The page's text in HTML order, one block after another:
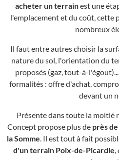
acheter un terrainest une
l'emplacement et du coût, cette
nombreux
Il faut entre autres choisir la
nature du sol, l'orientation du
proposés (gaz, tout-à-
formalités : offre d'achat,
devant un
Présente dans toute la moitié
Concept propose plus de près
la Somme. Il est tout à fait
d'un terrain Poix-de-Picardie,